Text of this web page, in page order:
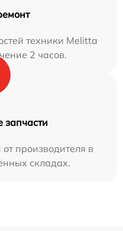
техники Melitta
2 часов.
запчасти
производителя в
складах.